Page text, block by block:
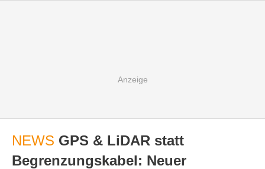
NEWS GPS & LiDAR statt
Begrenzungskabel: Neuer